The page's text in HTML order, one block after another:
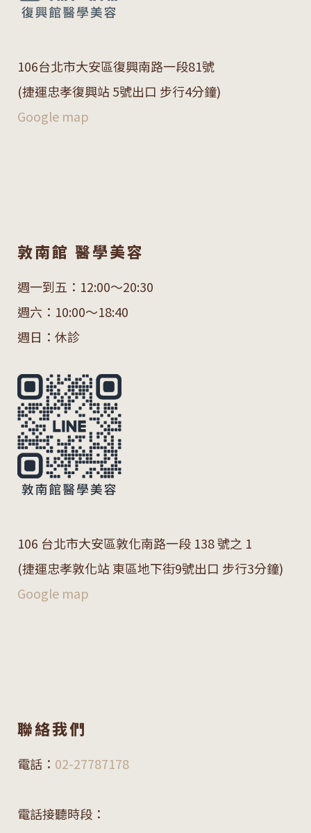
106台北市大安區復興南路一段81號
(捷運忠孝復興站 5號出口 步行4分鐘)
Google map
敦南館 醫學美容
週一到五：12:00～20:30
週六：10:00～18:40
週日：休診
106 台北市大安區敦化南路一段 138 號之 1
(捷運忠孝敦化站 東區地下街9號出口 步行3分鐘)
Google map
聯絡我們
電話： 02-27787178
電話接聽時段：